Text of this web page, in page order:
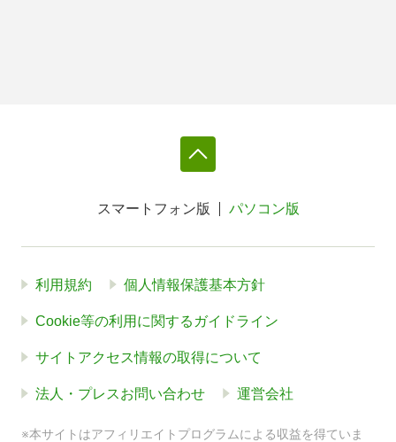
スマートフォン版 パソコン版
利用規約 個人情報保護基本方針
Cookie等の利用に関するガイドライン
サイトアクセス情報の取得について
法人・プレスお問い合わせ 運営会社
※本サイトはアフィリエイトプログラムによる収益を得ていま